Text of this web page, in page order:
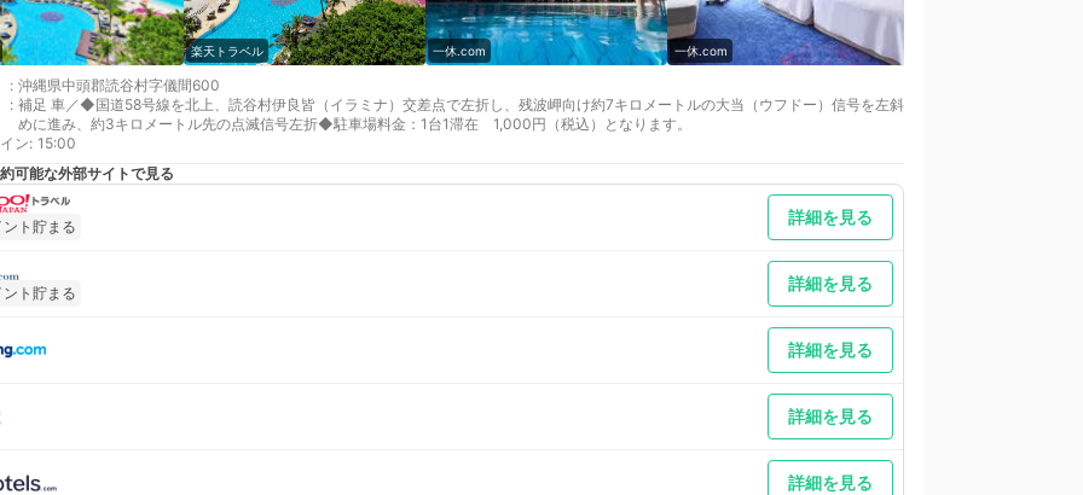
楽天トラベル 一休.com 一休.com
: 沖縄県中頭郡読谷村字儀間600
: 補足 車／◆国道58号線を北上、読谷村伊良皆（イラミナ）交差点で左折し、残波岬向け約7キロメートルの大当（ウフドー）信号を左斜
めに進み、約3キロメートル先の点滅信号左折◆駐車場料金：1台1滞在 1,000円（税込）となります。
ン: 15:00
可能な外部サイトで見る
ント貯まる 詳細を見る
ント貯まる 詳細を見る
詳細を見る
詳細を見る
詳細を見る